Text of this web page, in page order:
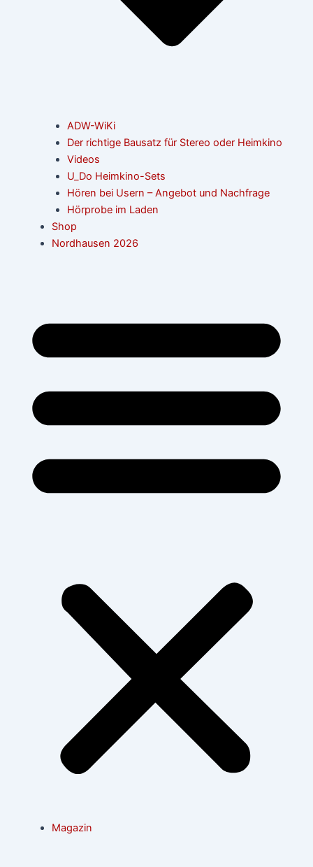
ADW-WiKi
Der richtige Bausatz für Stereo oder Heimkino
Videos
U_Do Heimkino-Sets
Hören bei Usern – Angebot und Nachfrage
Hörprobe im Laden
Shop
Nordhausen 2026
Magazin